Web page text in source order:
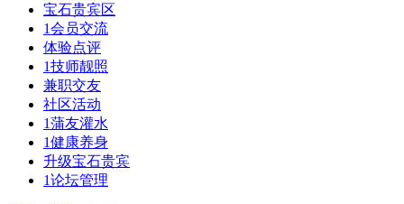
宝石贵宾区
1会员交流
体验点评
1技师靓照
兼职交友
社区活动
1蒲友灌水
1健康养身
升级宝石贵宾
1论坛管理